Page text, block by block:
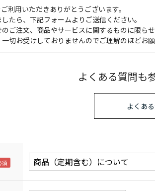
利用いただきありがとうございます。
たら、下記フォームよりご送信ください。
ご注文、商品やサービスに関するものに限らせ
切お受けしておりませんのでご理解のほどお願
よくある質問も
よくあ